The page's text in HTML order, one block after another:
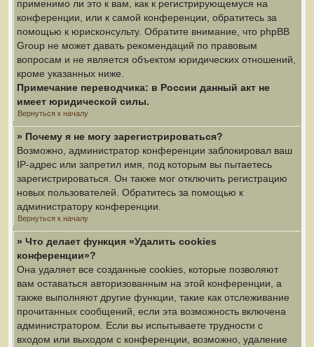
применимо ли это к вам, как к регистрирующемуся на
конференции, или к самой конференции, обратитесь за
помощью к юрисконсульту. Обратите внимание, что phpBB
Group не может давать рекомендаций по правовым
вопросам и не является объектом юридических отношений,
кроме указанных ниже.
Примечание переводчика: в России данный акт не
имеет юридической силы.
Вернуться к началу
» Почему я не могу зарегистрироваться?
Возможно, администратор конференции заблокировал ваш
IP-адрес или запретил имя, под которым вы пытаетесь
зарегистрироваться. Он также мог отключить регистрацию
новых пользователей. Обратитесь за помощью к
администратору конференции.
Вернуться к началу
» Что делает функция «Удалить cookies
конференции»?
Она удаляет все созданные cookies, которые позволяют
вам оставаться авторизованным на этой конференции, а
также выполняют другие функции, такие как отслеживание
прочитанных сообщений, если эта возможность включена
администратором. Если вы испытываете трудности с
входом или выходом с конференции, возможно, удаление